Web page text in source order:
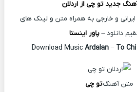
آهنگ جدید تو چی ازاردلان
و خارجی به همراه متن و لینک های
دانلود – پاور اینستا
Ardalan – To Chi
متن آهنگتو چی